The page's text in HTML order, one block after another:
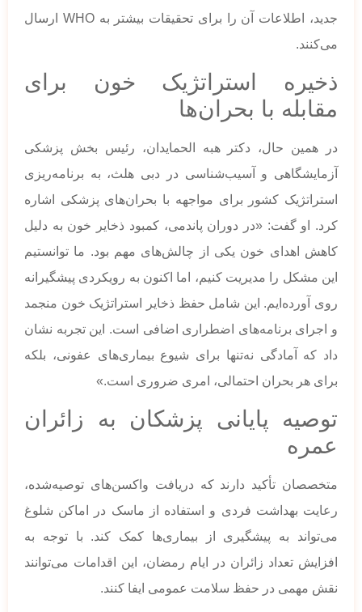
جدید، اطلاعات آن را برای تحقیقات بیشتر به WHO ارسال
می‌کنند.
ذخیره استراتژیک خون برای
مقابله با بحران‌ها
در همین حال، دکتر هبه الحمایدان، رئیس بخش پزشکی
آزمایشگاهی و آسیب‌شناسی در دبی هلث، به برنامه‌ریزی
استراتژیک کشور برای مواجهه با بحران‌های پزشکی اشاره
کرد. او گفت: «در دوران پاندمی، کمبود ذخایر خون به دلیل
کاهش اهدای خون یکی از چالش‌های مهم بود. ما توانستیم
این مشکل را مدیریت کنیم، اما اکنون به رویکردی پیشگیرانه
روی آورده‌ایم. این شامل حفظ ذخایر استراتژیک خون منجمد
و اجرای برنامه‌های اضطراری اضافی است. این تجربه نشان
داد که آمادگی نه‌تنها برای شیوع بیماری‌های عفونی، بلکه
برای هر بحران احتمالی، امری ضروری است.»
توصیه پایانی پزشکان به زائران
عمره
متخصصان تأکید دارند که دریافت واکسن‌های توصیه‌شده،
رعایت بهداشت فردی و استفاده از ماسک در اماکن شلوغ
می‌تواند به پیشگیری از بیماری‌ها کمک کند. با توجه به
افزایش تعداد زائران در ایام رمضان، این اقدامات می‌توانند
نقش مهمی در حفظ سلامت عمومی ایفا کنند.